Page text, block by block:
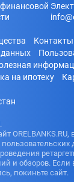
Контакты
на ипотеку
ORELBANKS.RU,
и обзоров. Если
покиньте сайт.